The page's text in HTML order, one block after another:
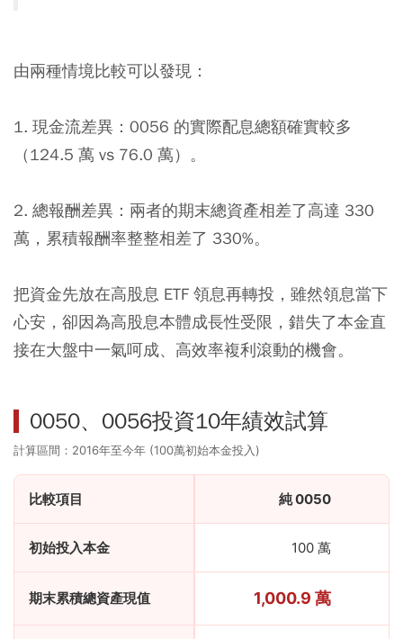
由兩種情境比較可以發現：
1. 現金流差異：0056 的實際配息總額確實較多
（124.5 萬 vs 76.0 萬）。
2. 總報酬差異：兩者的期末總資產相差了高達 330
萬，累積報酬率整整相差了 330%。
把資金先放在高股息 ETF 領息再轉投，雖然領息當下
心安，卻因為高股息本體成長性受限，錯失了本金直
接在大盤中一氣呵成、高效率複利滾動的機會。
0050、0056投資10年績效試算
計算區間：2016年至今年 (100萬初始本金投入)
比較項目 純 0050
初始投入本金 100 萬
期末累積總資產現值 1,000.9 萬